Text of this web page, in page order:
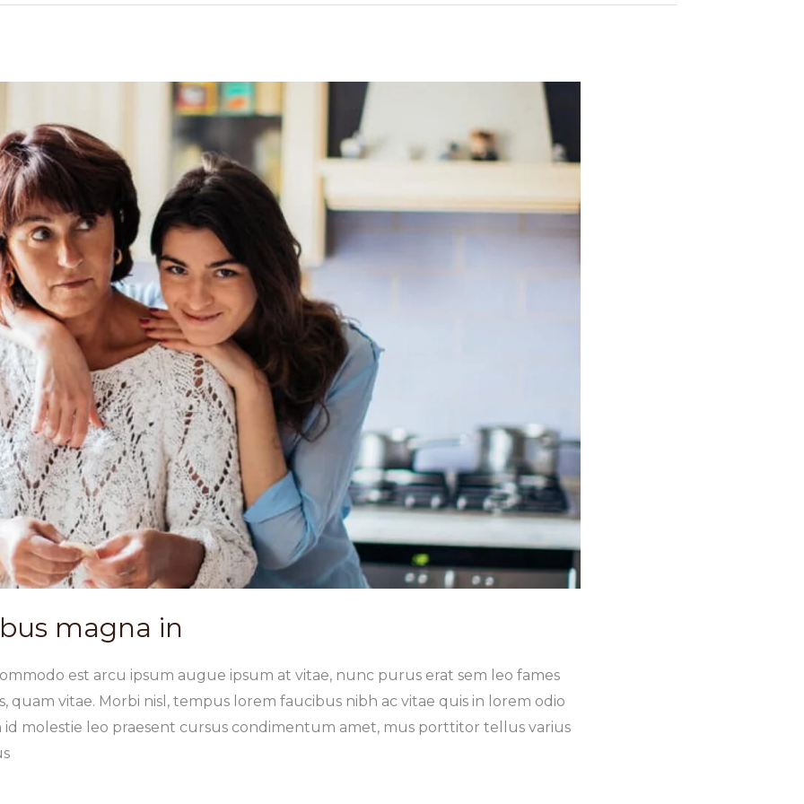
magna in
est arcu ipsum augue ipsum at vitae, nunc purus erat sem leo fames
quam vitae. Morbi nisl, tempus lorem faucibus nibh ac vitae quis in lorem odio
id molestie leo praesent cursus condimentum amet, mus porttitor tellus varius